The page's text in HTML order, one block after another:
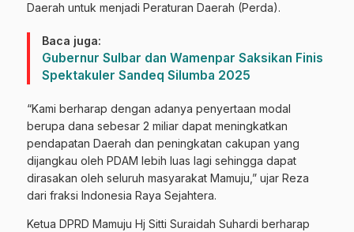
Daerah untuk menjadi Peraturan Daerah (Perda).
Baca juga:
Gubernur Sulbar dan Wamenpar Saksikan Finis
Spektakuler Sandeq Silumba 2025
“Kami berharap dengan adanya penyertaan modal
berupa dana sebesar 2 miliar dapat meningkatkan
pendapatan Daerah dan peningkatan cakupan yang
dijangkau oleh PDAM lebih luas lagi sehingga dapat
dirasakan oleh seluruh masyarakat Mamuju,” ujar Reza
dari fraksi Indonesia Raya Sejahtera.
Ketua DPRD Mamuju Hj Sitti Suraidah Suhardi berharap